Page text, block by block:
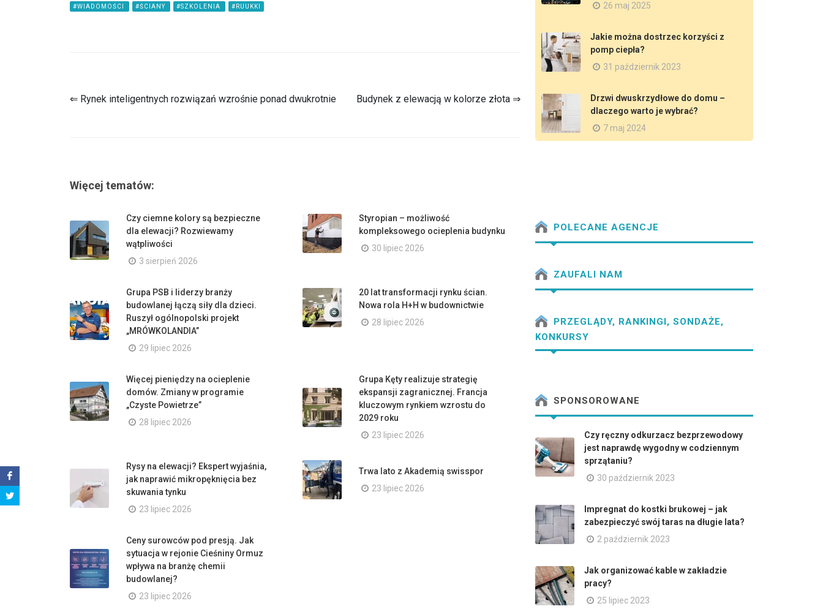
#WIADOMOŚCI #ŚCIANY #SZKOLENIA #RUUKKI
⇐ Rynek inteligentnych rozwiązań wzrośnie ponad dwukrotnie Budynek z elewacją w kolorze złota ⇒
Więcej tematów:
Czy ciemne kolory są bezpieczne
dla elewacji? Rozwiewamy
wątpliwości
3 sierpień 2026
Styropian – możliwość
kompleksowego ocieplenia budynku
30 lipiec 2026
Grupa PSB i liderzy branży
budowlanej łączą siły dla dzieci.
Ruszył ogólnopolski projekt
„MRÓWKOLANDIA”
29 lipiec 2026
20 lat transformacji rynku ścian.
Nowa rola H+H w budownictwie
28 lipiec 2026
Więcej pieniędzy na ocieplenie
domów. Zmiany w programie
„Czyste Powietrze”
28 lipiec 2026
Grupa Kęty realizuje strategię
ekspansji zagranicznej. Francja
kluczowym rynkiem wzrostu do
2029 roku
23 lipiec 2026
Rysy na elewacji? Ekspert wyjaśnia,
jak naprawić mikropęknięcia bez
skuwania tynku
23 lipiec 2026
Trwa lato z Akademią swisspor
23 lipiec 2026
Ceny surowców pod presją. Jak
sytuacja w rejonie Cieśniny Ormuz
wpływa na branżę chemii
budowlanej?
23 lipiec 2026
26 maj 2025
Jakie można dostrzec korzyści z
pomp ciepła?
31 październik 2023
Drzwi dwuskrzydłowe do domu –
dlaczego warto je wybrać?
7 maj 2024
POLECANE AGENCJE
ZAUFALI NAM
PRZEGLĄDY, RANKINGI, SONDAŻE,
KONKURSY
SPONSOROWANE
Czy ręczny odkurzacz bezprzewodowy
jest naprawdę wygodny w codziennym
sprzątaniu?
30 październik 2023
Impregnat do kostki brukowej – jak
zabezpieczyć swój taras na długie lata?
2 październik 2023
Jak organizować kable w zakładzie
pracy?
25 lipiec 2023